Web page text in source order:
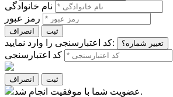
نام خانوادگی
رمز عبور
انصراف ثبت
کد اعتبارسنجی را وارد نمایید: تغییر شماره؟
کد اعتبارسنجی
انصراف ثبت
عضویت شما با موفقیت انجام شد.